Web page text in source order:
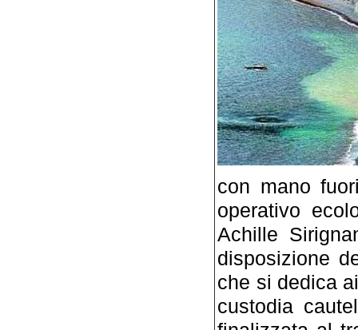
con mano
operativo
Achille
disposizione
che si dedica
custodia